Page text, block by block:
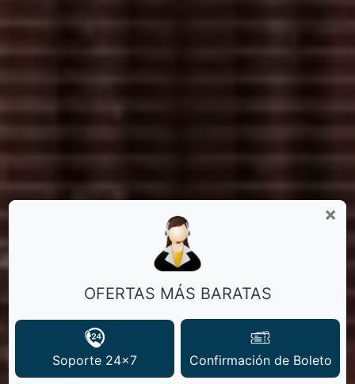
×
OFERTAS MÁS BARATAS
Soporte 24x7 Confirmación de Boleto